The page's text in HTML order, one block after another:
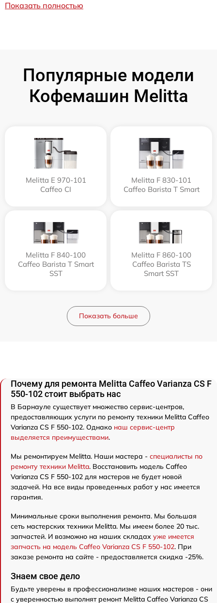
Показать полностью
Популярные модели
Кофемашин Melitta
Melitta Е 970-101
Caffeo CI
Melitta F 830-101
Caffeo Barista T Smart
Melitta F 840-100
Caffeo Barista T Smart
SST
Melitta F 860-100
Caffeo Barista TS
Smart SST
Показать больше
Почему для ремонта Melitta Caffeo Varianza CS F
550-102 стоит выбрать нас
В Барнауле существует множество сервис-центров,
предоставляющих услуги по ремонту техники Melitta Caffeo
Varianza CS F 550-102. Однако наш сервис-центр
выделяется преимуществами.
Мы ремонтируем Melitta. Наши мастера - специалисты по
ремонту техники Melitta. Восстановить модель Caffeo
Varianza CS F 550-102 для мастеров не будет новой
задачей. На все виды проведенных работ у нас имеется
гарантия.
Минимальные сроки выполнения ремонта. Мы большая
сеть мастерских техники Melitta. Мы имеем более 20 тыс.
запчастей. И возможно на наших складах уже имеется
запчасть на модель Caffeo Varianza CS F 550-102. При
заказе ремонта на сайте - предоставляется скидка -25%.
Знаем свое дело
Будьте уверены в профессионализме наших мастеров - они
с уверенностью выполнят ремонт Melitta Caffeo Varianza CS